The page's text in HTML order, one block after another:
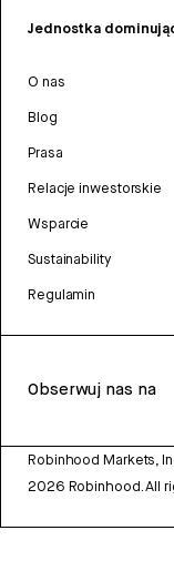
Jednostka
O nas
Blog
Prasa
Relacje inwestorskie
Wsparcie
Sustainability
Regulamin
Obserwuj nas na
Robinhood Markets,
2026 Robinhood. All